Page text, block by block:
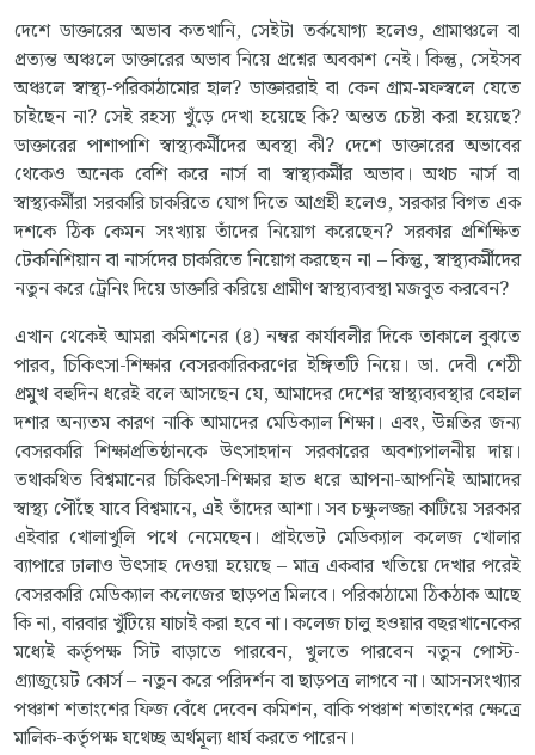
দেশে ডাক্তারের অভাব কতখানি, সেইটা তর্কযোগ্য হলেও, গ্রামাঞ্চলে বা
প্রত্যন্ত অঞ্চলে ডাক্তারের অভাব নিয়ে প্রশ্নের অবকাশ নেই। কিন্তু, সেইসব
অঞ্চলে স্বাস্থ্য-পরিকাঠামোর হাল? ডাক্তাররাই বা কেন গ্রাম-মফস্বলে যেতে
চাইছেন না? সেই রহস্য খুঁড়ে দেখা হয়েছে কি? অন্তত চেষ্টা করা হয়েছে?
ডাক্তারের পাশাপাশি স্বাস্থ্যকর্মীদের অবস্থা কী? দেশে ডাক্তারের অভাবের
থেকেও অনেক বেশি করে নার্স বা স্বাস্থ্যকর্মীর অভাব। অথচ নার্স বা
স্বাস্থ্যকর্মীরা সরকারি চাকরিতে যোগ দিতে আগ্রহী হলেও, সরকার বিগত এক
দশকে ঠিক কেমন সংখ্যায় তাঁদের নিয়োগ করেছেন? সরকার প্রশিক্ষিত
টেকনিশিয়ান বা নার্সদের চাকরিতে নিয়োগ করছেন না – কিন্তু, স্বাস্থ্যকর্মীদের
নতুন করে ট্রেনিং দিয়ে ডাক্তারি করিয়ে গ্রামীণ স্বাস্থ্যব্যবস্থা মজবুত করবেন?
এখান থেকেই আমরা কমিশনের (৪) নম্বর কার্যাবলীর দিকে তাকালে বুঝতে
পারব, চিকিৎসা-শিক্ষার বেসরকারিকরণের ইঙ্গিতটি নিয়ে। ডা. দেবী শেঠী
প্রমুখ বহুদিন ধরেই বলে আসছেন যে, আমাদের দেশের স্বাস্থ্যব্যবস্থার বেহাল
দশার অন্যতম কারণ নাকি আমাদের মেডিক্যাল শিক্ষা। এবং, উন্নতির জন্য
বেসরকারি শিক্ষাপ্রতিষ্ঠানকে উৎসাহদান সরকারের অবশ্যপালনীয় দায়।
তথাকথিত বিশ্বমানের চিকিৎসা-শিক্ষার হাত ধরে আপনা-আপনিই আমাদের
স্বাস্থ্য পৌঁছে যাবে বিশ্বমানে, এই তাঁদের আশা। সব চক্ষুলজ্জা কাটিয়ে সরকার
এইবার খোলাখুলি পথে নেমেছেন। প্রাইভেট মেডিক্যাল কলেজ খোলার
ব্যাপারে ঢালাও উৎসাহ দেওয়া হয়েছে – মাত্র একবার খতিয়ে দেখার পরেই
বেসরকারি মেডিক্যাল কলেজের ছাড়পত্র মিলবে। পরিকাঠামো ঠিকঠাক আছে
কি না, বারবার খুঁটিয়ে যাচাই করা হবে না। কলেজ চালু হওয়ার বছরখানেকের
মধ্যেই কর্তৃপক্ষ সিট বাড়াতে পারবেন, খুলতে পারবেন নতুন পোস্ট-
গ্র্যাজুয়েট কোর্স – নতুন করে পরিদর্শন বা ছাড়পত্র লাগবে না। আসনসংখ্যার
পঞ্চাশ শতাংশের ফিজ বেঁধে দেবেন কমিশন, বাকি পঞ্চাশ শতাংশের ক্ষেত্রে
মালিক-কর্তৃপক্ষ যথেচ্ছ অর্থমূল্য ধার্য করতে পারেন।